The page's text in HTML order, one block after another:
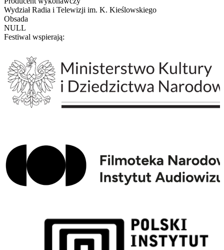
Wydział Radia i Telewizji im. K. Kieślowskiego
Obsada
NULL
Festiwal wspierają: